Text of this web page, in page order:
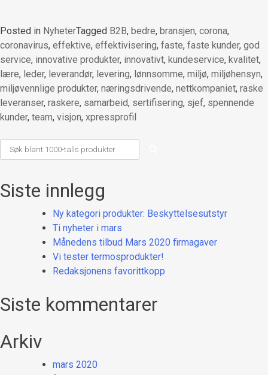
Posted in NyheterTagged B2B, bedre, bransjen, corona,
coronavirus, effektive, effektivisering, faste, faste kunder, god
service, innovative produkter, innovativt, kundeservice, kvalitet,
lære, leder, leverandør, levering, lønnsomme, miljø, miljøhensyn,
miljøvennlige produkter, næringsdrivende, nettkompaniet, raske
leveranser, raskere, samarbeid, sertifisering, sjef, spennende
kunder, team, visjon, xpressprofil
Siste innlegg
Ny kategori produkter: Beskyttelsesutstyr
Ti nyheter i mars
Månedens tilbud Mars 2020 firmagaver
Vi tester termosprodukter!
Redaksjonens favorittkopp
Siste kommentarer
Arkiv
mars 2020